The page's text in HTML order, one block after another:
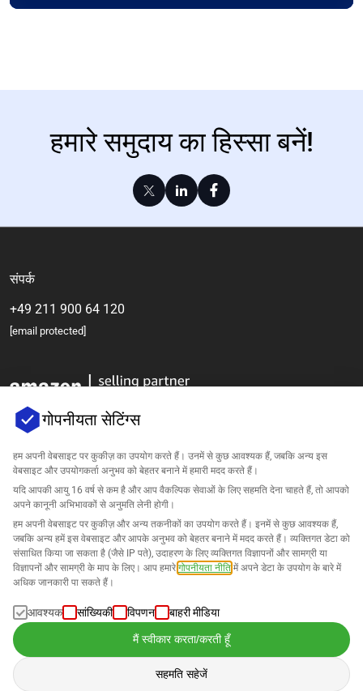
हमारे समुदाय का हिस्सा बनें!
संपर्क
+49 211 900 64 120
[email protected]
कंपनी
सहायता
Amazon के लिए समाधान
हिन्दी
डेटा हमारे के अनुसार संसाधित किया जाता है।
गोपनीयता सेटिंग्स
हम अपनी वेबसाइट पर कुकीज़ का उपयोग करते हैं। उनमें से कुछ आवश्यक हैं, जबकि अन्य इस
वेबसाइट और उपयोगकर्ता अनुभव को बेहतर बनाने में हमारी मदद करते हैं।
यदि आपकी आयु 16 वर्ष से कम है और आप वैकल्पिक सेवाओं के लिए सहमति देना चाहते हैं, तो आपको
अपने कानूनी अभिभावकों से अनुमति लेनी होगी।
हम अपनी वेबसाइट पर कुकीज़ और अन्य तकनीकों का उपयोग करते हैं। इनमें से कुछ आवश्यक हैं,
जबकि अन्य हमें इस वेबसाइट और आपके अनुभव को बेहतर बनाने में मदद करते हैं। व्यक्तिगत डेटा को
संसाधित किया जा सकता है (जैसे IP पते), उदाहरण के लिए व्यक्तिगत विज्ञापनों और सामग्री या
विज्ञापनों और सामग्री के माप के लिए। आप हमारे गोपनीयता नीति में अपने डेटा के उपयोग के बारे में
अधिक जानकारी पा सकते हैं।
आवश्यक सांख्यिकी विपणन बाहरी मीडिया
मैं स्वीकार करता/करती हूँ
सहमति सहेजें